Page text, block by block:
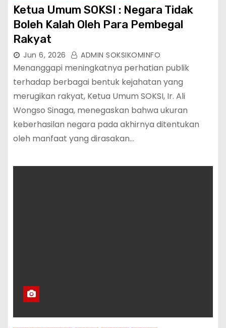
Ketua Umum SOKSI : Negara Tidak
Boleh Kalah Oleh Para Pembegal
Rakyat
Jun 6, 2026 ADMIN SOKSIKOMINFO
Menanggapi meningkatnya perhatian publik
terhadap berbagai bentuk kejahatan yang
merugikan rakyat, Ketua Umum SOKSI, Ir. Ali
Wongso Sinaga, menegaskan bahwa ukuran
keberhasilan negara pada akhirnya ditentukan
oleh manfaat yang dirasakan…